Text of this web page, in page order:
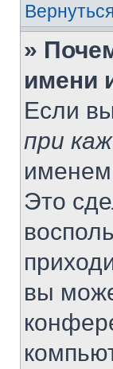
»
имени
Если
при
именем
Это
вы